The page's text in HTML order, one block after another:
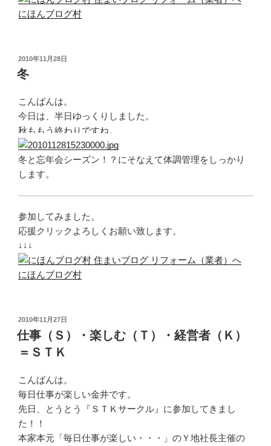
にほんブログ村
投
稿
日:
2010年11月28日
冬
こんばんは。
今日は、半日ゆっくりしました。
秋ももう終わりですね。
冬と忘年会シーズン！？にそなえて体調管理をしっかり
します。
参加してみました。
応援クリックよろしくお願い致します。
↓↓↓
にほんブログ村
投
稿
日:
2010年11月27日
仕事（Ｓ）・楽しむ（Ｔ）・経営者（Ｋ）
＝ＳＴＫ
こんばんは。
毎日仕事が楽しい金井です。
先日、とうとう『ＳＴＫサークル』に参加してきまし
た！！
本家本元「毎日仕事が楽しい・・・」のＹ地社長主催の